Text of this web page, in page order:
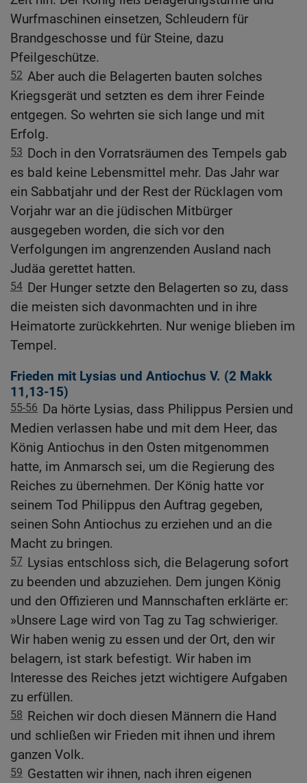
Wurfmaschinen einsetzen, Schleudern für
Brandgeschosse und für Steine, dazu
Pfeilgeschütze.
52 Aber auch die Belagerten bauten solches
Kriegsgerät und setzten es dem ihrer Feinde
entgegen. So wehrten sie sich lange und mit
Erfolg.
53 Doch in den Vorratsräumen des Tempels gab
es bald keine Lebensmittel mehr. Das Jahr war
ein Sabbatjahr und der Rest der Rücklagen vom
Vorjahr war an die jüdischen Mitbürger
ausgegeben worden, die sich vor den
Verfolgungen im angrenzenden Ausland nach
Judäa gerettet hatten.
54 Der Hunger setzte den Belagerten so zu, dass
die meisten sich davonmachten und in ihre
Heimatorte zurückkehrten. Nur wenige blieben im
Tempel.
Frieden mit Lysias und Antiochus V. (2 Makk
11,13-15)
55-56 Da hörte Lysias, dass Philippus Persien und
Medien verlassen habe und mit dem Heer, das
König Antiochus in den Osten mitgenommen
hatte, im Anmarsch sei, um die Regierung des
Reiches zu übernehmen. Der König hatte vor
seinem Tod Philippus den Auftrag gegeben,
seinen Sohn Antiochus zu erziehen und an die
Macht zu bringen.
57 Lysias entschloss sich, die Belagerung sofort
zu beenden und abzuziehen. Dem jungen König
und den Offizieren und Mannschaften erklärte er:
»Unsere Lage wird von Tag zu Tag schwieriger.
Wir haben wenig zu essen und der Ort, den wir
belagern, ist stark befestigt. Wir haben im
Interesse des Reiches jetzt wichtigere Aufgaben
zu erfüllen.
58 Reichen wir doch diesen Männern die Hand
und schließen wir Frieden mit ihnen und ihrem
ganzen Volk.
59 Gestatten wir ihnen, nach ihren eigenen